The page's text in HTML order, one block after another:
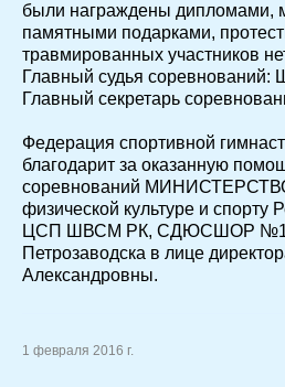
были награждены дипломами,
памятными подарками,
травмированных участников
Главный судья соревнований:
Главный секретарь
Федерация спортивной
благодарит за оказанную
соревнований
физической культуре и спорту
ЦСП ШВСМ РК, СДЮСШОР №1
Петрозаводска в лице
Александровны.
1 февраля 2016 г.